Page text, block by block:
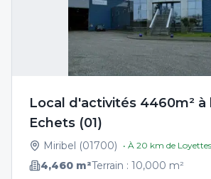
Local d'activités 4460m² à
Echets (01)
Miribel (01700) • À 20 km de Loyettes
4,460 m²Terrain : 10,000 m²